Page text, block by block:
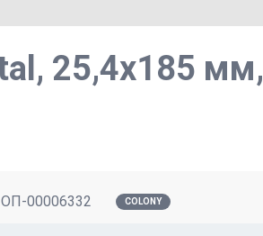
25,4x185 мм,
ОП-00006332 COLONY